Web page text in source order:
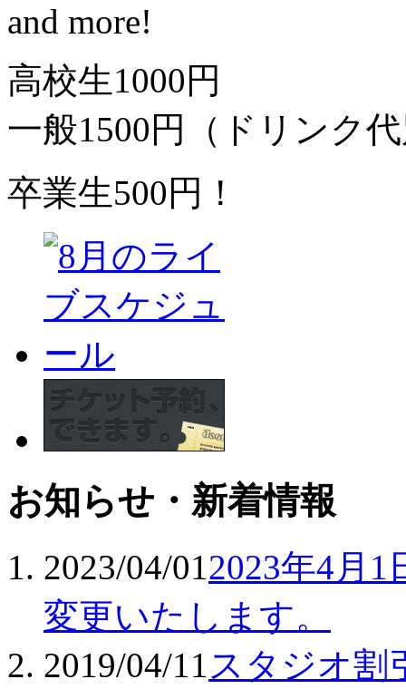
and more!
高校生1000円
一般1500円（ドリンク
卒業生500円！
お知らせ・新着情報
2023/04/012023年4月
変更いたします。
2019/04/11 スタジオ割